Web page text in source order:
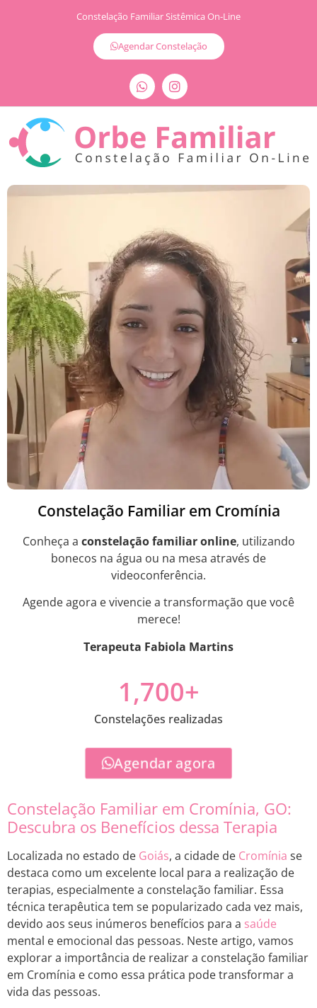
Constelação Familiar Sistêmica On-Line
Agendar Constelação
Constelação Familiar em Cromínia
Conheça a constelação familiar online, utilizando
bonecos na água ou na mesa através de
videoconferência.
Agende agora e vivencie a transformação que você
merece!
Terapeuta Fabiola Martins
Constelações realizadas
1,700+
Agendar agora
Constelação Familiar em Cromínia, GO:
Descubra os Benefícios dessa Terapia
Localizada no estado de Goiás, a cidade de Cromínia se
destaca como um excelente local para a realização de
terapias, especialmente a constelação familiar. Essa
técnica terapêutica tem se popularizado cada vez mais,
devido aos seus inúmeros benefícios para a saúde
mental e emocional das pessoas. Neste artigo, vamos
explorar a importância de realizar a constelação familiar
em Cromínia e como essa prática pode transformar a
vida das pessoas.